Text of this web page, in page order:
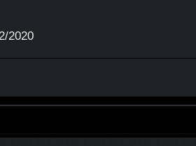
2020